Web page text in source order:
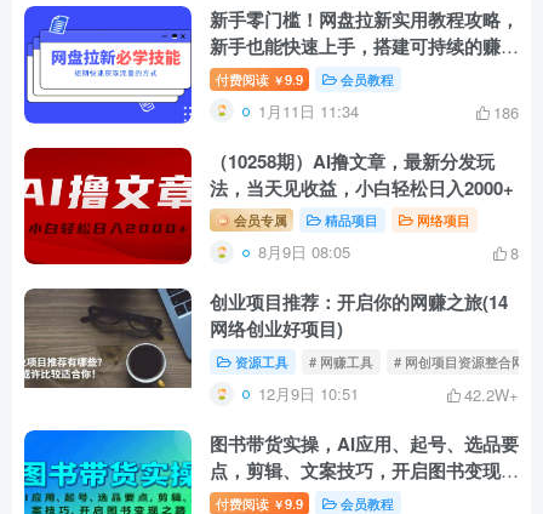
新手零门槛！网盘拉新实用教程攻略，
新手也能快速上手，搭建可持续的赚钱
渠道。
付费阅读 ￥9.9 会员教程
1月11日 11:34 186
（10258期）AI撸文章，最新分发玩
法，当天见收益，小白轻松日入2000+
会员专属 精品项目 网络项目
8月9日 08:05 8
创业项目推荐：开启你的网赚之旅(14
网络创业好项目)
资源工具 # 网赚工具 # 网创项目资源整合网站
12月9日 10:51 42.2W+
图书带货实操，AI应用、起号、选品要
点，剪辑、文案技巧，开启图书变现之
路
付费阅读 ￥9.9 会员教程